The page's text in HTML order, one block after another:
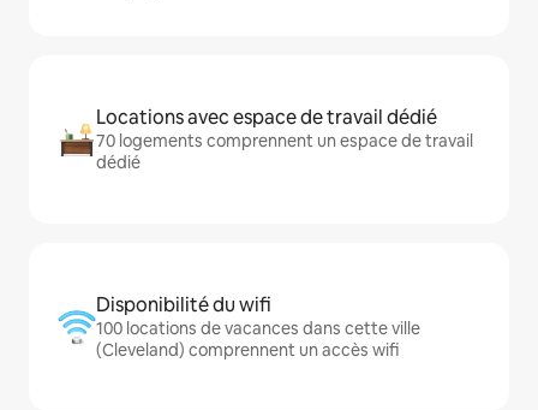
Locations avec espace de travail dédié
70 logements comprennent un espace de travail
dédié
Disponibilité du wifi
100 locations de vacances dans cette ville
(Cleveland) comprennent un accès wifi